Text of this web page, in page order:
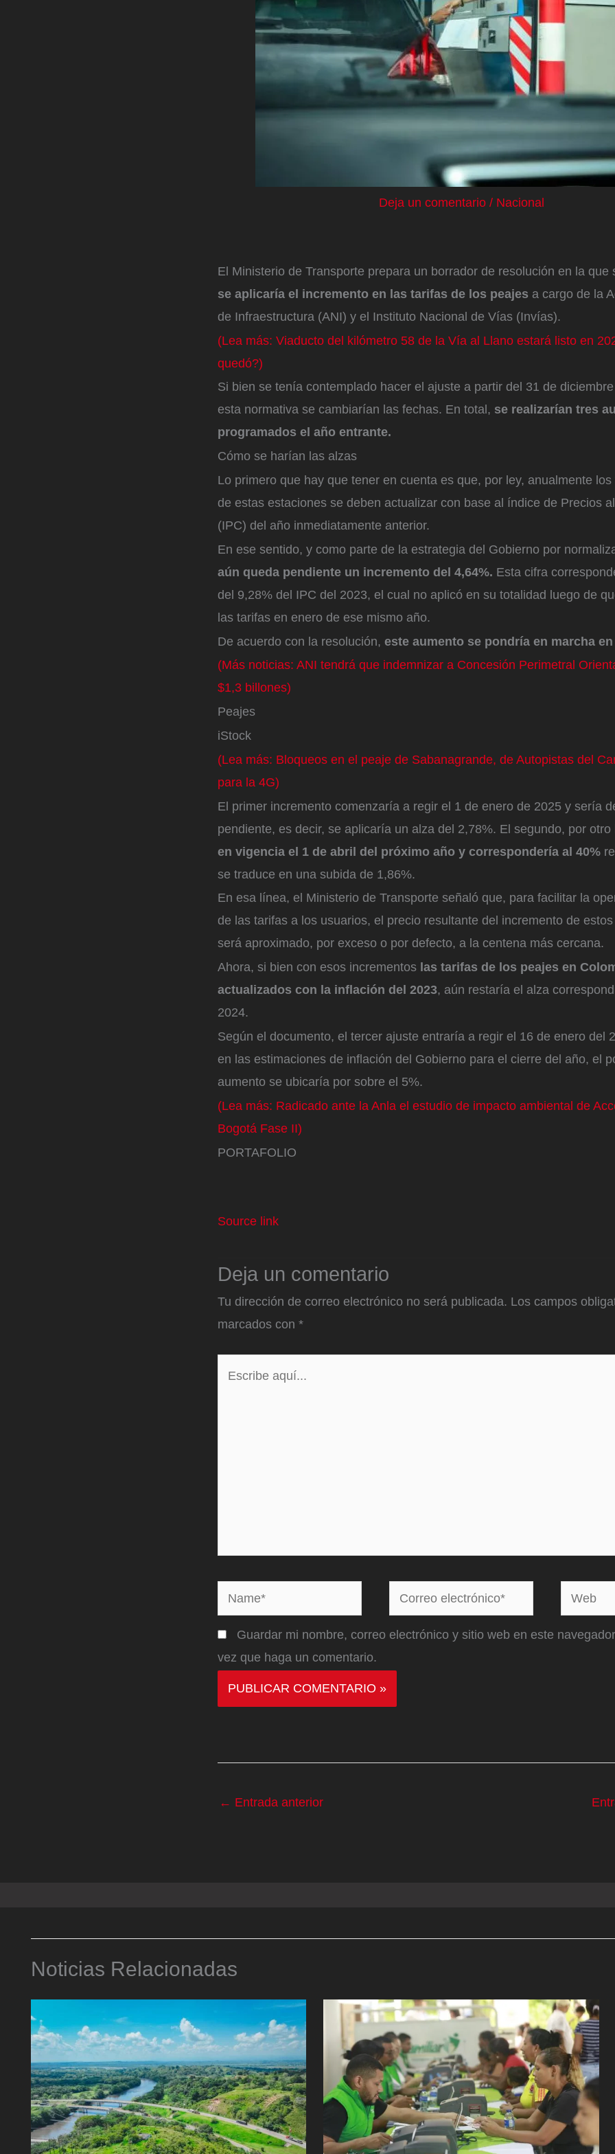
Deja un comentario / Nacional
El Ministerio de Transporte prepara un borrador de resolución en la que
se aplicaría el incremento en las tarifas de los peajes a cargo de la
de Infraestructura (ANI) y el Instituto Nacional de Vías (Invías).
(Lea más: Viaducto del kilómetro 58 de la Vía al Llano estará listo en
quedó?)
Si bien se tenía contemplado hacer el ajuste a partir del 31 de
esta normativa se cambiarían las fechas. En total, se realizarían tres
programados el año entrante.
Cómo se harían las alzas
Lo primero que hay que tener en cuenta es que, por ley, anualmente
de estas estaciones se deben actualizar con base al índice de Precios
(IPC) del año inmediatamente anterior.
En ese sentido, y como parte de la estrategia del Gobierno por
aún queda pendiente un incremento del 4,64%. Esta cifra
del 9,28% del IPC del 2023, el cual no aplicó en su totalidad luego de
las tarifas en enero de ese mismo año.
De acuerdo con la resolución, este aumento se pondría en marcha
(Más noticias: ANI tendrá que indemnizar a Concesión Perimetral
$1,3 billones)
Peajes
iStock
(Lea más: Bloqueos en el peaje de Sabanagrande, de Autopistas del
para la 4G)
El primer incremento comenzaría a regir el 1 de enero de 2025 y sería
pendiente, es decir, se aplicaría un alza del 2,78%. El segundo, por otro
en vigencia el 1 de abril del próximo año y correspondería al 40%
se traduce en una subida de 1,86%.
En esa línea, el Ministerio de Transporte señaló que, para facilitar la
de las tarifas a los usuarios, el precio resultante del incremento de
será aproximado, por exceso o por defecto, a la centena más cercana.
Ahora, si bien con esos incrementos las tarifas de los peajes en
actualizados con la inflación del 2023, aún restaría el alza
2024.
Según el documento, el tercer ajuste entraría a regir el 16 de enero del
en las estimaciones de inflación del Gobierno para el cierre del año, el
aumento se ubicaría por sobre el 5%.
(Lea más: Radicado ante la Anla el estudio de impacto ambiental de
Bogotá Fase II)
PORTAFOLIO
Source link
Deja un comentario
Tu dirección de correo electrónico no será publicada. Los campos
marcados con *
Name*
Correo
electrónico*
Web
Guardar mi nombre, correo electrónico y sitio web en este
vez que haga un comentario.
← Entrada anterior
Noticias Relacionadas